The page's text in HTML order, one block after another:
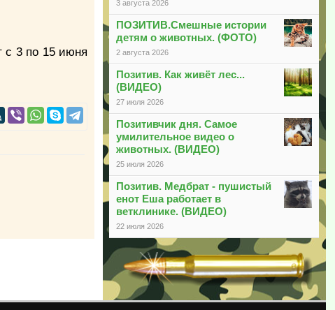
3 августа 2026
ПОЗИТИВ.Смешные истории
детям о животных. (ФОТО)
2 августа 2026
Позитив. Как живёт лес...
(ВИДЕО)
27 июля 2026
Позитивчик дня. Самое
умилительное видео о
животных. (ВИДЕО)
25 июля 2026
Позитив. Медбрат - пушистый
енот Еша работает в
ветклинике. (ВИДЕО)
22 июля 2026
с 3 по 15 июня